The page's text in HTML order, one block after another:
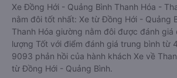
Xe Đồng Hới - Quảng Bình Thanh Hóa -
nằm đôi tốt nhất: Xe từ Đồng Hới - Quảng
Thanh Hóa giường nằm đôi được đánh giá
lượng Tốt với điểm đánh giá trung bình từ
9093 phản hồi của hành khách Xe về
từ Đồng Hới - Quảng Bình.